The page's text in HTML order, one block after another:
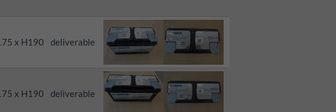
x H190 deliverable
x H190 deliverable